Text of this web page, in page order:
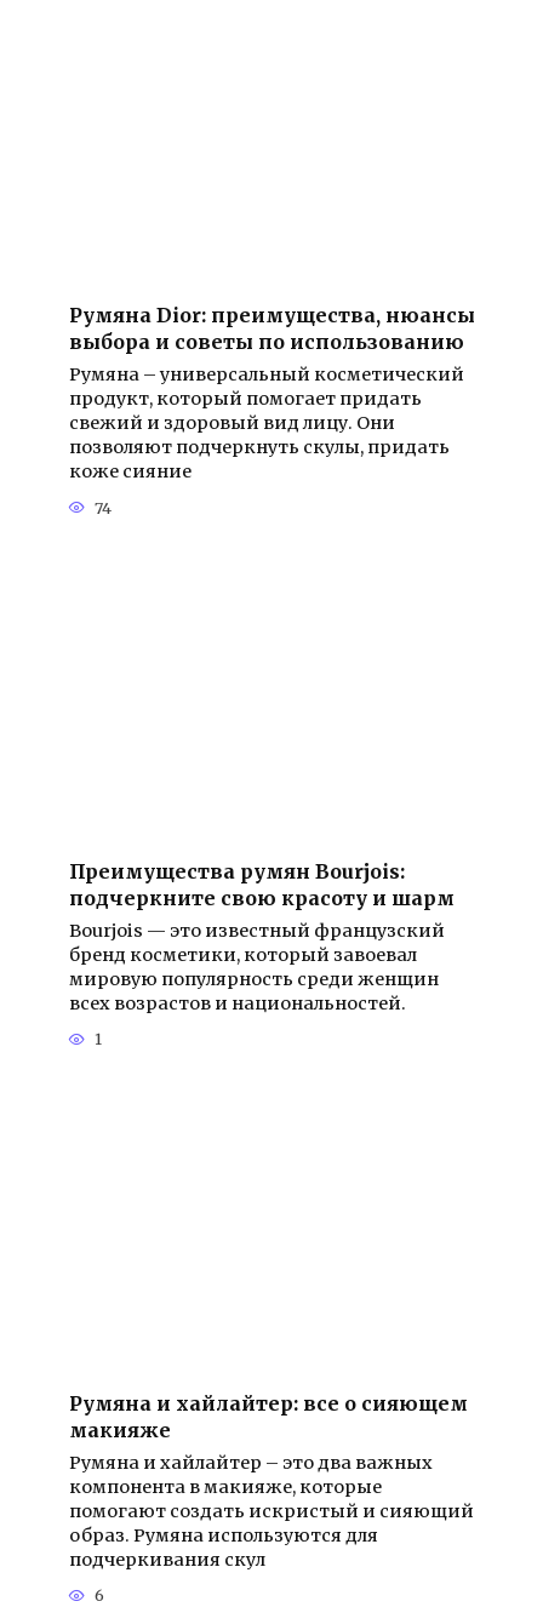
Румяна Dior: преимущества, нюансы
выбора и советы по использованию
Румяна – универсальный косметический
продукт, который помогает придать
свежий и здоровый вид лицу. Они
позволяют подчеркнуть скулы, придать
коже сияние
74
Преимущества румян Bourjois:
подчеркните свою красоту и шарм
Bourjois — это известный французский
бренд косметики, который завоевал
мировую популярность среди женщин
всех возрастов и национальностей.
1
Румяна и хайлайтер: все о сияющем
макияже
Румяна и хайлайтер – это два важных
компонента в макияже, которые
помогают создать искристый и сияющий
образ. Румяна используются для
подчеркивания скул
6